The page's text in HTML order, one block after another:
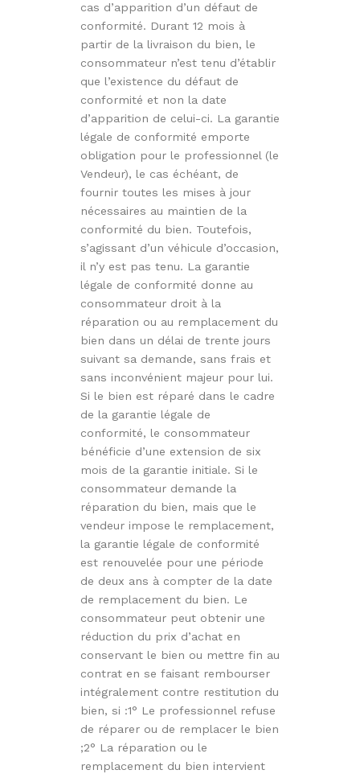
cas d’apparition d’un défaut de
conformité. Durant 12 mois à
partir de la livraison du bien, le
consommateur n’est tenu d’établir
que l’existence du défaut de
conformité et non la date
d’apparition de celui-ci. La garantie
légale de conformité emporte
obligation pour le professionnel (le
Vendeur), le cas échéant, de
fournir toutes les mises à jour
nécessaires au maintien de la
conformité du bien. Toutefois,
s’agissant d’un véhicule d’occasion,
il n’y est pas tenu. La garantie
légale de conformité donne au
consommateur droit à la
réparation ou au remplacement du
bien dans un délai de trente jours
suivant sa demande, sans frais et
sans inconvénient majeur pour lui.
Si le bien est réparé dans le cadre
de la garantie légale de
conformité, le consommateur
bénéficie d’une extension de six
mois de la garantie initiale. Si le
consommateur demande la
réparation du bien, mais que le
vendeur impose le remplacement,
la garantie légale de conformité
est renouvelée pour une période
de deux ans à compter de la date
de remplacement du bien. Le
consommateur peut obtenir une
réduction du prix d’achat en
conservant le bien ou mettre fin au
contrat en se faisant rembourser
intégralement contre restitution du
bien, si :1° Le professionnel refuse
de réparer ou de remplacer le bien
;2° La réparation ou le
remplacement du bien intervient